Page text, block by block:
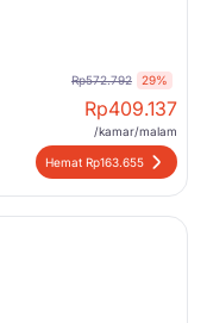
Rp572.792 29%
Rp409.137
/kamar/malam
Hemat Rp163.655